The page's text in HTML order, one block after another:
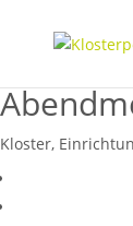
Kloster,